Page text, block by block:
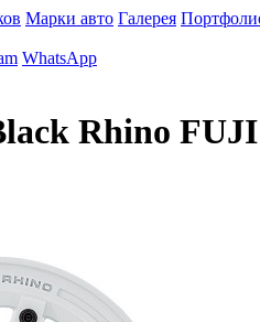
Марки авто Галерея
WhatsApp
Rhino FUJI